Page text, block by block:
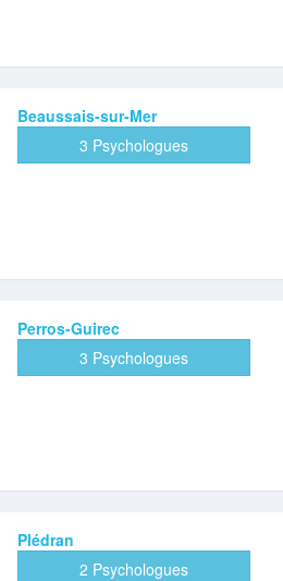
Beaussais-sur-Mer
3 Psychologues
Perros-Guirec
3 Psychologues
Plédran
2 Psychologues